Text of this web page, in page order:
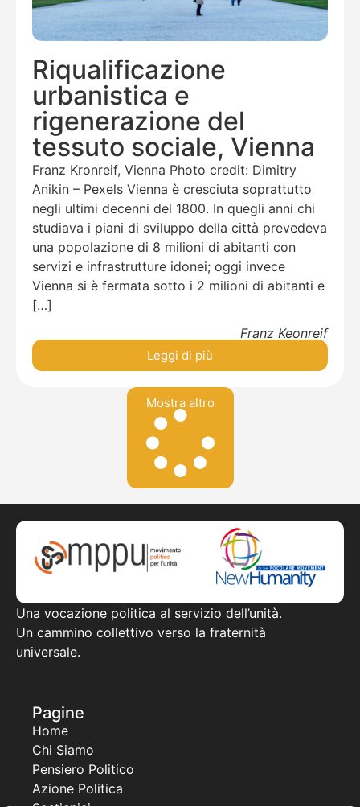
Riqualificazione
urbanistica e
rigenerazione del
tessuto sociale, Vienna
Franz Kronreif, Vienna Photo credit: Dimitry
Anikin – Pexels Vienna è cresciuta soprattutto
negli ultimi decenni del 1800. In quegli anni chi
studiava i piani di sviluppo della città prevedeva
una popolazione di 8 milioni di abitanti con
servizi e infrastrutture idonei; oggi invece
Vienna si è fermata sotto i 2 milioni di abitanti e
[…]
Franz Keonreif
Leggi di più
Mostra altro
Una vocazione politica al servizio dell’unità.
Un cammino collettivo verso la fraternità
universale.
Pagine
Home
Chi Siamo
Pensiero Politico
Azione Politica